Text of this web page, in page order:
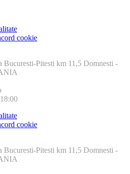
cookie
Bucuresti-Pitesti km 11,5 Domnesti -
cookie
Bucuresti-Pitesti km 11,5 Domnesti -